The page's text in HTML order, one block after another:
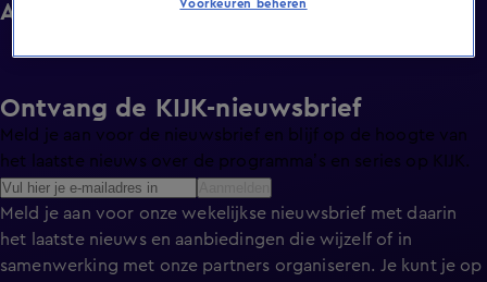
Afleveringen
Ontvang de KIJK-nieuwsbrief
Meld je aan voor de nieuwsbrief en blijf op de hoogte van
het laatste nieuws over de programma’s en series op KIJK.
Meld je aan voor onze wekelijkse nieuwsbrief met daarin
het laatste nieuws en aanbiedingen die wijzelf of in
samenwerking met onze partners organiseren. Je kunt je op
Voorkeuren beheren